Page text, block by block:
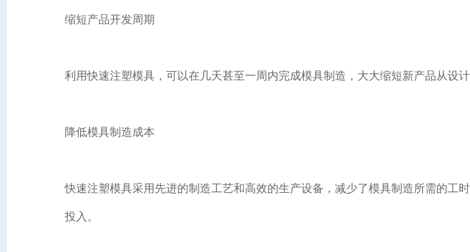
缩短产品开发周期
利用快速注塑模具，可以在几天甚至一周内完成模具制造，大大缩短新产品从设
降低模具制造成本
快速注塑模具采用先进的制造工艺和高效的生产设备，减少了模具制造所需的
投入。